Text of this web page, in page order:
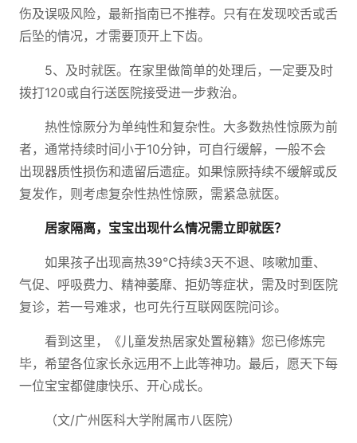
伤及误吸风险，最新指南已不推荐。只有在发现咬舌或舌
后坠的情况，才需要顶开上下齿。
5、及时就医。在家里做简单的处理后，一定要及时
拨打120或自行送医院接受进一步救治。
热性惊厥分为单纯性和复杂性。大多数热性惊厥为前
者，通常持续时间小于10分钟，可自行缓解，一般不会
出现器质性损伤和遗留后遗症。如果惊厥持续不缓解或反
复发作，则考虑复杂性热性惊厥，需紧急就医。
居家隔离，宝宝出现什么情况需立即就医？
如果孩子出现高热39℃持续3天不退、咳嗽加重、
气促、呼吸费力、精神萎靡、拒奶等症状，需及时到医院
复诊，若一号难求，也可先行互联网医院问诊。
看到这里，《儿童发热居家处置秘籍》您已修炼完
毕，希望各位家长永远用不上此等神功。最后，愿天下每
一位宝宝都健康快乐、开心成长。
（文/广州医科大学附属市八医院）